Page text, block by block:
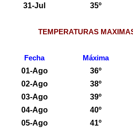
31-Jul
35º
TEMPERATURAS
Fecha Máxima
01-Ago 36º
02-Ago
38º
03-Ago
39º
04-Ago
40º
05-Ago
41º